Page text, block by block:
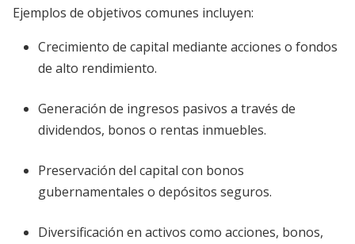
Ejemplos de objetivos comunes incluyen:
Crecimiento de capital mediante acciones o fondos
de alto rendimiento.
Generación de ingresos pasivos a través de
dividendos, bonos o rentas inmuebles.
Preservación del capital con bonos
gubernamentales o depósitos seguros.
Diversificación en activos como acciones, bonos,